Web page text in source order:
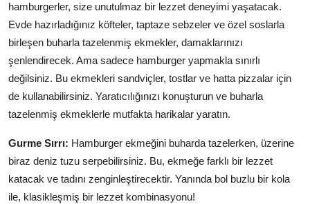
hamburgerler, size unutulmaz bir lezzet deneyimi yaşatacak.
Evde hazırladığınız köfteler, taptaze sebzeler ve özel soslarla
birleşen buharla tazelenmiş ekmekler, damaklarınızı
şenlendirecek. Ama sadece hamburger yapmakla sınırlı
değilsiniz. Bu ekmekleri sandviçler, tostlar ve hatta pizzalar için
de kullanabilirsiniz. Yaratıcılığınızı konuşturun ve buharla
tazelenmiş ekmeklerle mutfakta harikalar yaratın.
Gurme Sırrı: Hamburger ekmeğini buharda tazelerken, üzerine
biraz deniz tuzu serpebilirsiniz. Bu, ekmeğe farklı bir lezzet
katacak ve tadını zenginleştirecektir. Yanında bol buzlu bir kola
ile, klasikleşmiş bir lezzet kombinasyonu!